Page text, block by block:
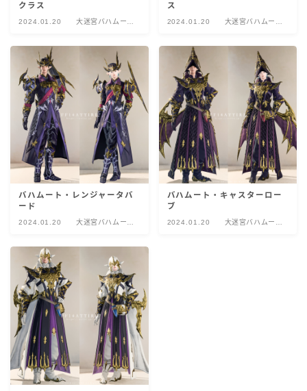
クラス
2024.01.20
大迷宮バハムー
ス
2024.01.20
大迷宮バハムー
バハムート・レンジャータバ
ード
2024.01.20
大迷宮バハムー
バハムート・キャスターロー
ブ
2024.01.20
大迷宮バハムー